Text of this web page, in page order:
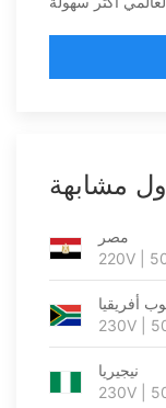
مشابهة
مصر
220V |
أفريقيا
230V |
نيجيريا
230V |